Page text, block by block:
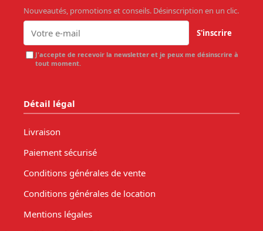
Nouveautés, promotions et conseils. Désinscription en un clic.
S'inscrire
J'accepte de recevoir la newsletter et je peux me désinscrire à
tout moment.
Détail légal
Livraison
Paiement sécurisé
Conditions générales de vente
Conditions générales de location
Mentions légales